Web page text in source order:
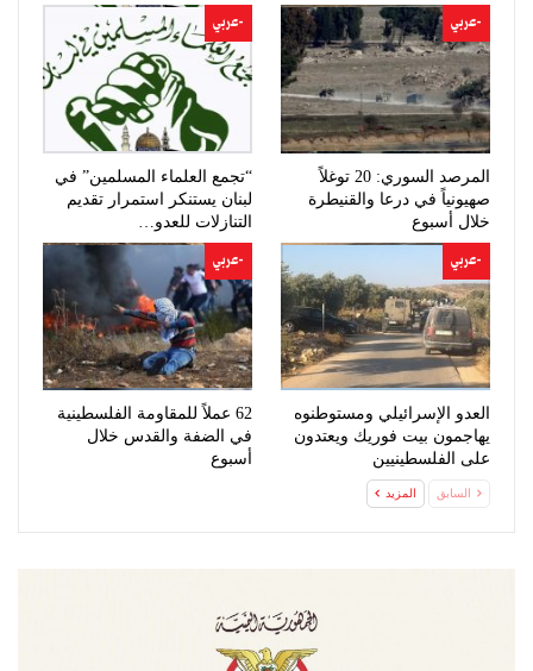
-عربي
المرصد السوري: 20 توغلاً
صهيونياً في درعا والقنيطرة
خلال أسبوع
-عربي
“تجمع العلماء المسلمين” في
لبنان يستنكر استمرار تقديم
التنازلات للعدو…
-عربي
العدو الإسرائيلي ومستوطنوه
يهاجمون بيت فوريك ويعتدون
على الفلسطينيين
-عربي
62 عملاً للمقاومة الفلسطينية
في الضفة والقدس خلال
أسبوع
السابق المزيد